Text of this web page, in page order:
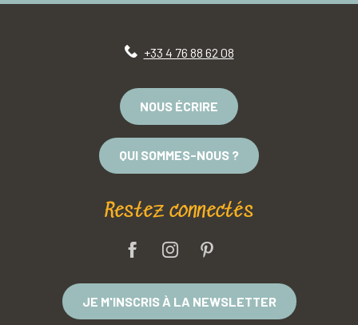
+33 4 76 88 62 08
NOUS ÉCRIRE
QUI SOMMES-NOUS ?
Restez connectés
JE M'INSCRIS À LA NEWSLETTER